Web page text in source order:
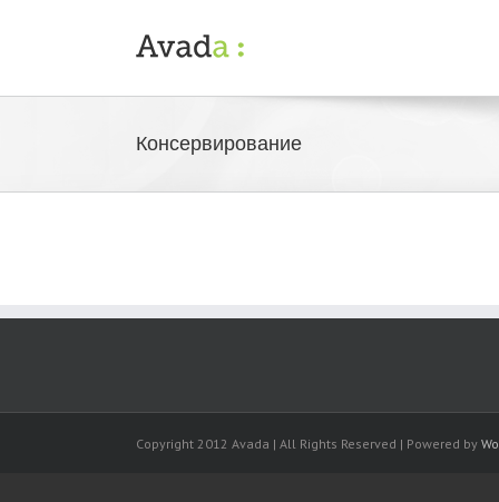
Консервирование
Copyright 2012 Avada | All Rights Reserved | Powered by